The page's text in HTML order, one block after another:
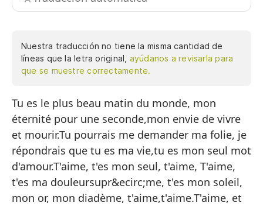
Nuestra traducción no tiene la misma cantidad de
líneas que la letra original, ayúdanos a revisarla para
que se muestre correctamente.
Tu es le plus beau matin du monde, mon
éternité pour une seconde,mon envie de vivre
et mourir.Tu pourrais me demander ma folie, je
répondrais que tu es ma vie,tu es mon seul mot
d'amour.T'aime, t'es mon seul, t'aime, T'aime,
t'es ma douleursupr&ecirc;me, t'es mon soleil,
mon or, mon diadème, t'aime,t'aime.T'aime, et